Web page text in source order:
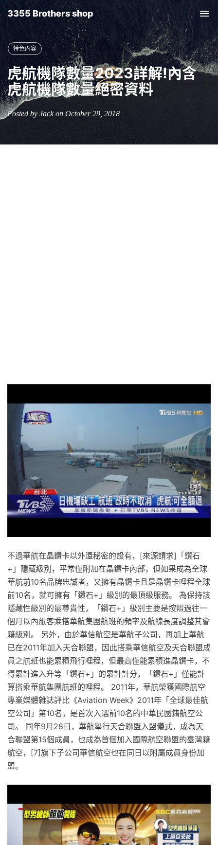
3355 Brothers shop
特色內容
虎航機隊數量2023詳解!內含
虎航機隊數量絕密資料
Posted by Jack on October 29, 2018
不過華航在晶鑽卡以外還秘密的設有，[來源請求]「鑽石
+」隱藏級別，平常僅附加在晶鑽卡內部，但如果成為全球
華航前10名品牌忠誠者，又擁有晶鑽卡且是晶鑽卡哩程全球
前10名，就可擁有「鑽石+」級別的最頂級服務。 為保持該
隱藏性級別的最尊貴性，「鑽石+」級別主要是按照過往一
個月以內旅客乘搭華航集團航班的頻率及航線長度調整其會
籍級別。 另外，由於華信航空是華航子公司，再加上華航
已在2011年加入天合聯盟，因此搭乘華信航空及天合聯盟成
員之航班也能累積飛行哩程，但最高僅能累積進晶鑽卡，不
得累計進入升等「鑽石+」的累計計分，「鑽石+」僅能計
算搭乘華航集團航班的哩程。 2011年，華航榮獲國際航空
專業媒體雜誌評比《Aviation Week》2011年「全球最佳航
空公司」第10名，是首次入選前10名的中華民國籍航空公
司。 同年9月28日，華航舉行天合聯盟入盟儀式，成為天
合聯盟第15個成員，也成為首個加入國際航空聯盟的臺灣籍
航空，[7]旗下子公司華信航空也在同日以附屬成員身份加
盟。